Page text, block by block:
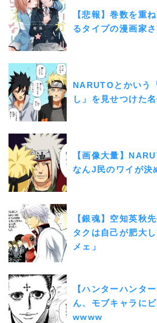
【悲報】巻数を重
るタイプの漫画家
NARUTOとかいう
し」を見せつけた
【画像大量】
なんJ民のワイが
【銀魂】空知英秋
タクは自己が肥大
メェ」
【ハンターハンタ
ん、モブキャラに
wwww